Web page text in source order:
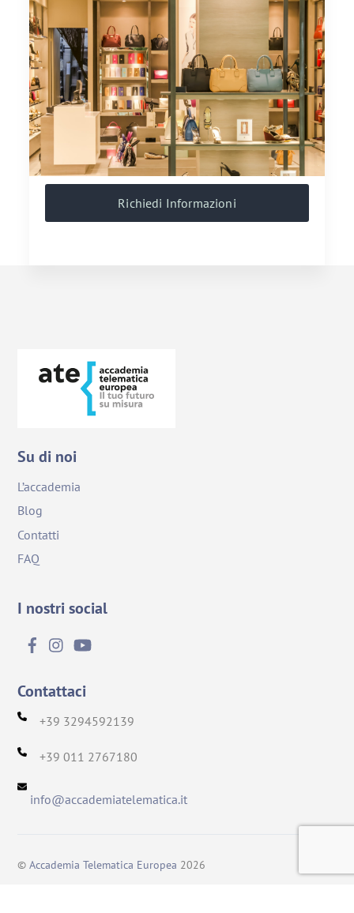
Richiedi Informazioni
Su di noi
L’accademia
Blog
Contatti
FAQ
I nostri social
Contattaci
+39 3294592139
+39 011 2767180
info@accademiatelematica.it
©Accademia Telematica Europea 2026